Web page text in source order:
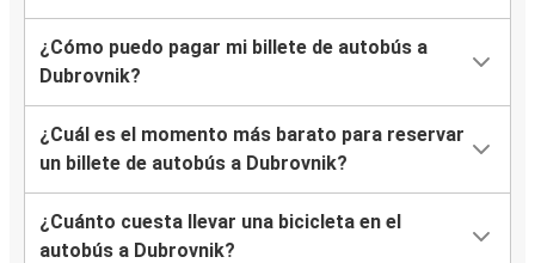
Viena
Dubrovnik
Dubrovnik
Viena
Dubrovnik
Rijeka
¿Cómo puedo pagar mi billete de autobús a
Dubrovnik?
¿Cuál es el momento más barato para reservar
un billete de autobús a Dubrovnik?
¿Cuánto cuesta llevar una bicicleta en el
autobús a Dubrovnik?